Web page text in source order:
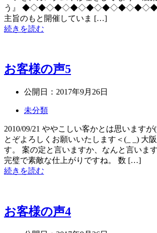
う』
主旨のもと開催していま […]
続きを読む
お客様の声5
公開日： 2017年9月26日
未分類
2010/09/21 ややこしい客かとは思います
とぞよろしくお願いいたします＜(_ _) 大
す。 案の定と言いますか、なんと言いま
完璧で素敵な仕上がりですね。 数 […]
続きを読む
お客様の声4